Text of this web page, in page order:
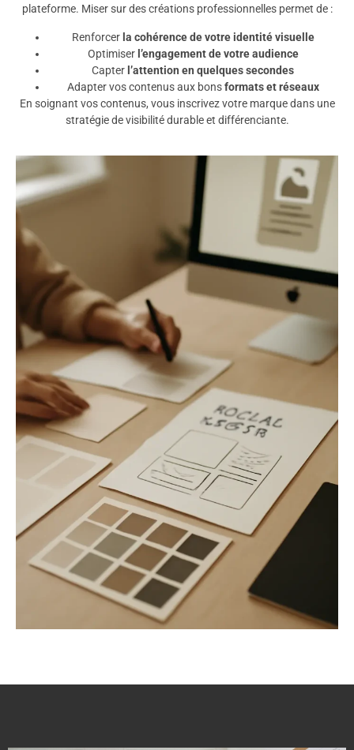
plateforme. Miser sur des créations professionnelles permet de :
Renforcer la cohérence de votre identité visuelle
Optimiser l’engagement de votre audience
Capter l’attention en quelques secondes
Adapter vos contenus aux bonsformats et réseaux
En soignant vos contenus, vous inscrivez votre marque dans une
stratégie de visibilité durable et différenciante.